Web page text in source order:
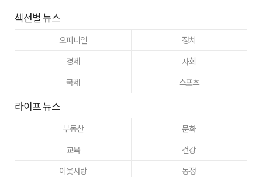
섹션별 뉴스
오피니언
정치
경제
사회
국제
스포츠
라이프 뉴스
부동산
문화
교육
건강
이웃사랑
동정